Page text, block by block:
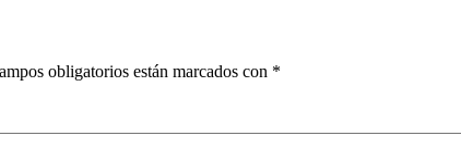
obligatorios están marcados con *